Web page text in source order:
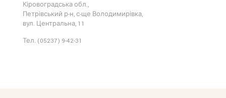
Кіровоградська обл.,
Петрівський р-н, с-ще Володимирівка,
вул. Центральна, 11
Тел. (05237) 9-42-31